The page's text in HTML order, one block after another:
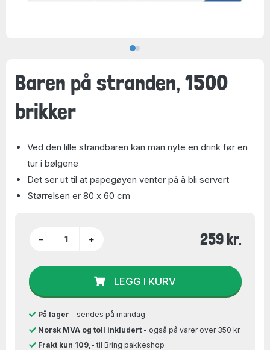
Baren på stranden, 1500
brikker
Ved den lille strandbaren kan man nyte en drink før en
tur i bølgene
Det ser ut til at papegøyen venter på å bli servert
Størrelsen er 80 x 60 cm
− + 259 kr.
LEGG I KURV
På lager - sendes på mandag
Norsk MVA og toll inkludert- også på varer over 350 kr.
Frakt kun 109,- til Bring pakkeshop